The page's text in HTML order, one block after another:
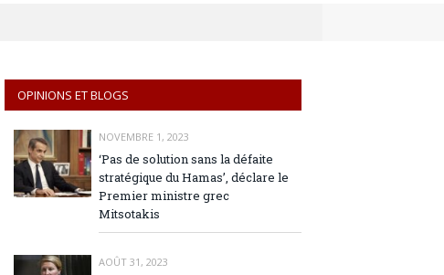
OPINIONS ET BLOGS
NOVEMBRE 1, 2023
‘Pas de solution sans la défaite
stratégique du Hamas’, déclare le
Premier ministre grec
Mitsotakis
AOÛT 31, 2023